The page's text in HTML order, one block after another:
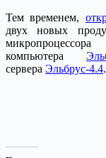
Тем временем,
двух новых
компьютера
сервера Эльбрус-4.4.